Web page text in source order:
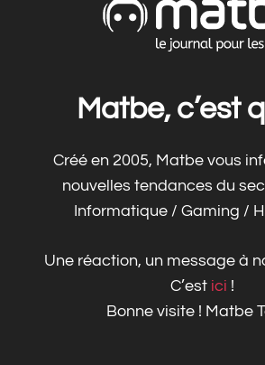
Matbe, c’est
Créé en 2005, Matbe vous
nouvelles tendances du
Informatique / Gaming /
Une réaction, un message à
C’est ici !
Bonne visite ! Matbe